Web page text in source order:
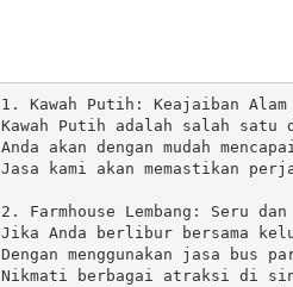
1. Kawah Putih: Keajaiban Alam
Kawah Putih adalah salah satu
Anda akan dengan mudah
Jasa kami akan memastikan
2. Farmhouse Lembang: Seru
Jika Anda berlibur bersama
Dengan menggunakan jasa bus
Nikmati berbagai atraksi di